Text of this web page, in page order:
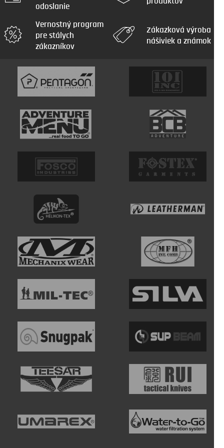
odoslanie
Vernostný program
pre stálych
zákazníkov
Zákazková výroba
nášiviek a známok